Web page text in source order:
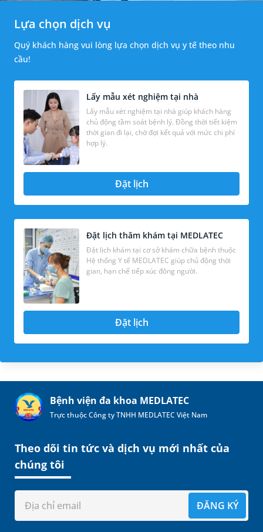
Lựa chọn dịch vụ
Quý khách hàng vui lòng lựa chọn dịch vụ y tế theo nhu
cầu!
Lấy mẫu xét nghiệm tại nhà
Lấy mẫu xét nghiệm tại nhà giúp khách hàng
chủ động tầm soát bệnh lý. Đồng thời tiết kiệm
thời gian đi lại, chờ đợi kết quả với mức chi phí
hợp lý.
Đặt lịch
Đặt lịch thăm khám tại MEDLATEC
Đặt lịch khám tại cơ sở khám chữa bệnh thuộc
Hệ thống Y tế MEDLATEC giúp chủ động thời
gian, hạn chế tiếp xúc đông người.
Đặt lịch
Bệnh viện đa khoa MEDLATEC
Trực thuộc Công ty TNHH MEDLATEC Việt Nam
Theo dõi tin tức và dịch vụ mới nhất của
chúng tôi
ĐĂNG KÝ